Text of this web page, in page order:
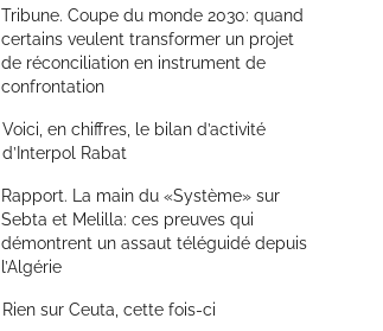
Tribune. Coupe du monde 2030: quand
certains veulent transformer un projet
de réconciliation en instrument de
confrontation
Voici, en chiffres, le bilan d’activité
d’Interpol Rabat
Rapport. La main du «Système» sur
Sebta et Melilla: ces preuves qui
démontrent un assaut téléguidé depuis
l’Algérie
Rien sur Ceuta, cette fois-ci